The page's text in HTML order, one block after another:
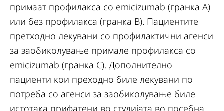
примаат профилакса со emicizumab (гранка А)
или без профилакса (гранка В). Пациентите
претходно лекувани со профилактични агенси
за заобиколување примале профилакса со
emicizumab (гранка C). Дополнително
пациенти кои преходно биле лекувани по
потреба со агенси за заобиколување биле
истотака прифатени во студијата во посебна